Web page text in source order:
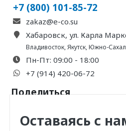
+7 (800) 101-85-72
zakaz@e-co.su
Хабаровск, ул. Карла
Владивосток,Якутск,Южно-
Пн-Пт: 09:00 - 18:00
+7 (914) 420-06-72
Поделиться
Оставаясь с